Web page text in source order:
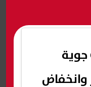
جوية
وانخفاض